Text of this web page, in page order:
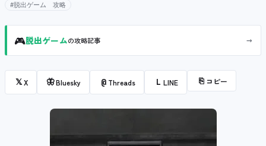
#脱出ゲーム 攻略
🎮脱出ゲームの攻略記事 →
𝕏X 🦋Bluesky @ Threads L LINE ⎘ コピー